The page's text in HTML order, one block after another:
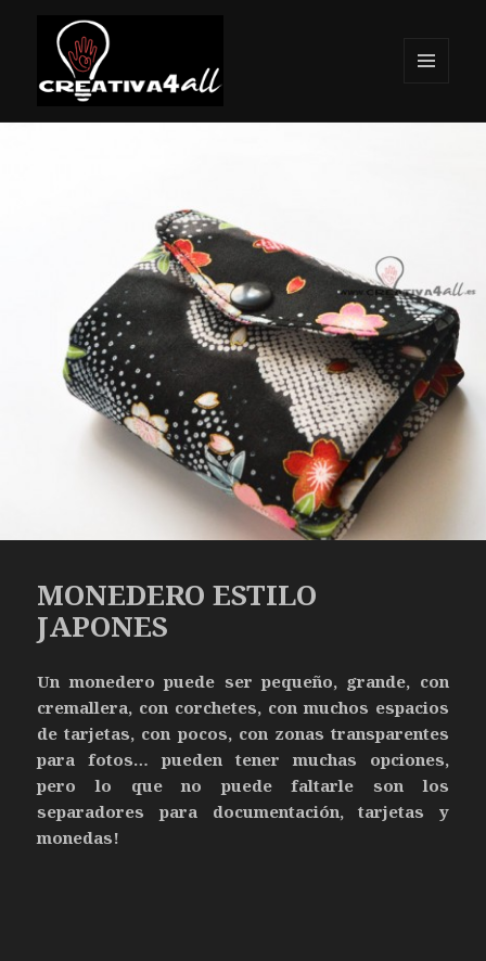
WIDGETS
MONEDERO ESTILO
JAPONES
Un monedero puede ser pequeño, grande, con
cremallera, con corchetes, con muchos espacios
de tarjetas, con pocos, con zonas transparentes
para fotos… pueden tener muchas opciones,
pero lo que no puede faltarle son los
separadores para documentación, tarjetas y
monedas!